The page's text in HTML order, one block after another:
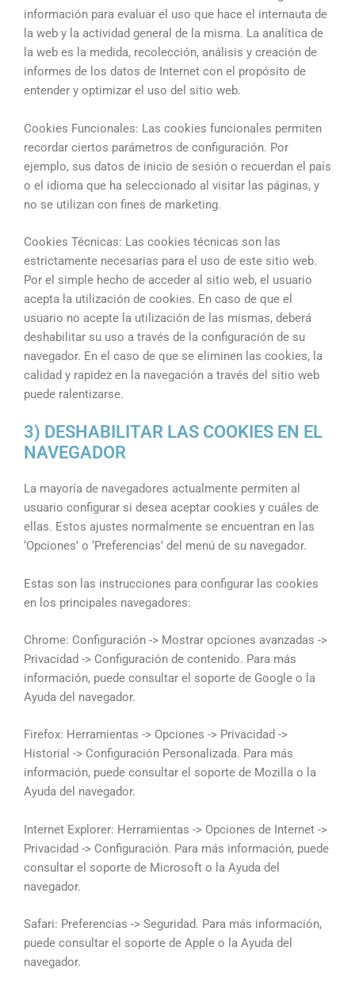
información para evaluar el uso que hace el internauta de
la web y la actividad general de la misma. La analítica de
la web es la medida, recolección, análisis y creación de
informes de los datos de Internet con el propósito de
entender y optimizar el uso del sitio web.
Cookies Funcionales: Las cookies funcionales permiten
recordar ciertos parámetros de configuración. Por
ejemplo, sus datos de inicio de sesión o recuerdan el país
o el idioma que ha seleccionado al visitar las páginas, y
no se utilizan con fines de marketing.
Cookies Técnicas: Las cookies técnicas son las
estrictamente necesarias para el uso de este sitio web.
Por el simple hecho de acceder al sitio web, el usuario
acepta la utilización de cookies. En caso de que el
usuario no acepte la utilización de las mismas, deberá
deshabilitar su uso a través de la configuración de su
navegador. En el caso de que se eliminen las cookies, la
calidad y rapidez en la navegación a través del sitio web
puede ralentizarse.
3) DESHABILITAR LAS COOKIES EN EL
NAVEGADOR
La mayoría de navegadores actualmente permiten al
usuario configurar si desea aceptar cookies y cuáles de
ellas. Estos ajustes normalmente se encuentran en las
‘Opciones’ o ‘Preferencias’ del menú de su navegador.
Estas son las instrucciones para configurar las cookies
en los principales navegadores:
Chrome: Configuración -> Mostrar opciones avanzadas ->
Privacidad -> Configuración de contenido. Para más
información, puede consultar el soporte de Google o la
Ayuda del navegador.
Firefox: Herramientas -> Opciones -> Privacidad ->
Historial -> Configuración Personalizada. Para más
información, puede consultar el soporte de Mozilla o la
Ayuda del navegador.
Internet Explorer: Herramientas -> Opciones de Internet ->
Privacidad -> Configuración. Para más información, puede
consultar el soporte de Microsoft o la Ayuda del
navegador.
Safari: Preferencias -> Seguridad. Para más información,
puede consultar el soporte de Apple o la Ayuda del
navegador.